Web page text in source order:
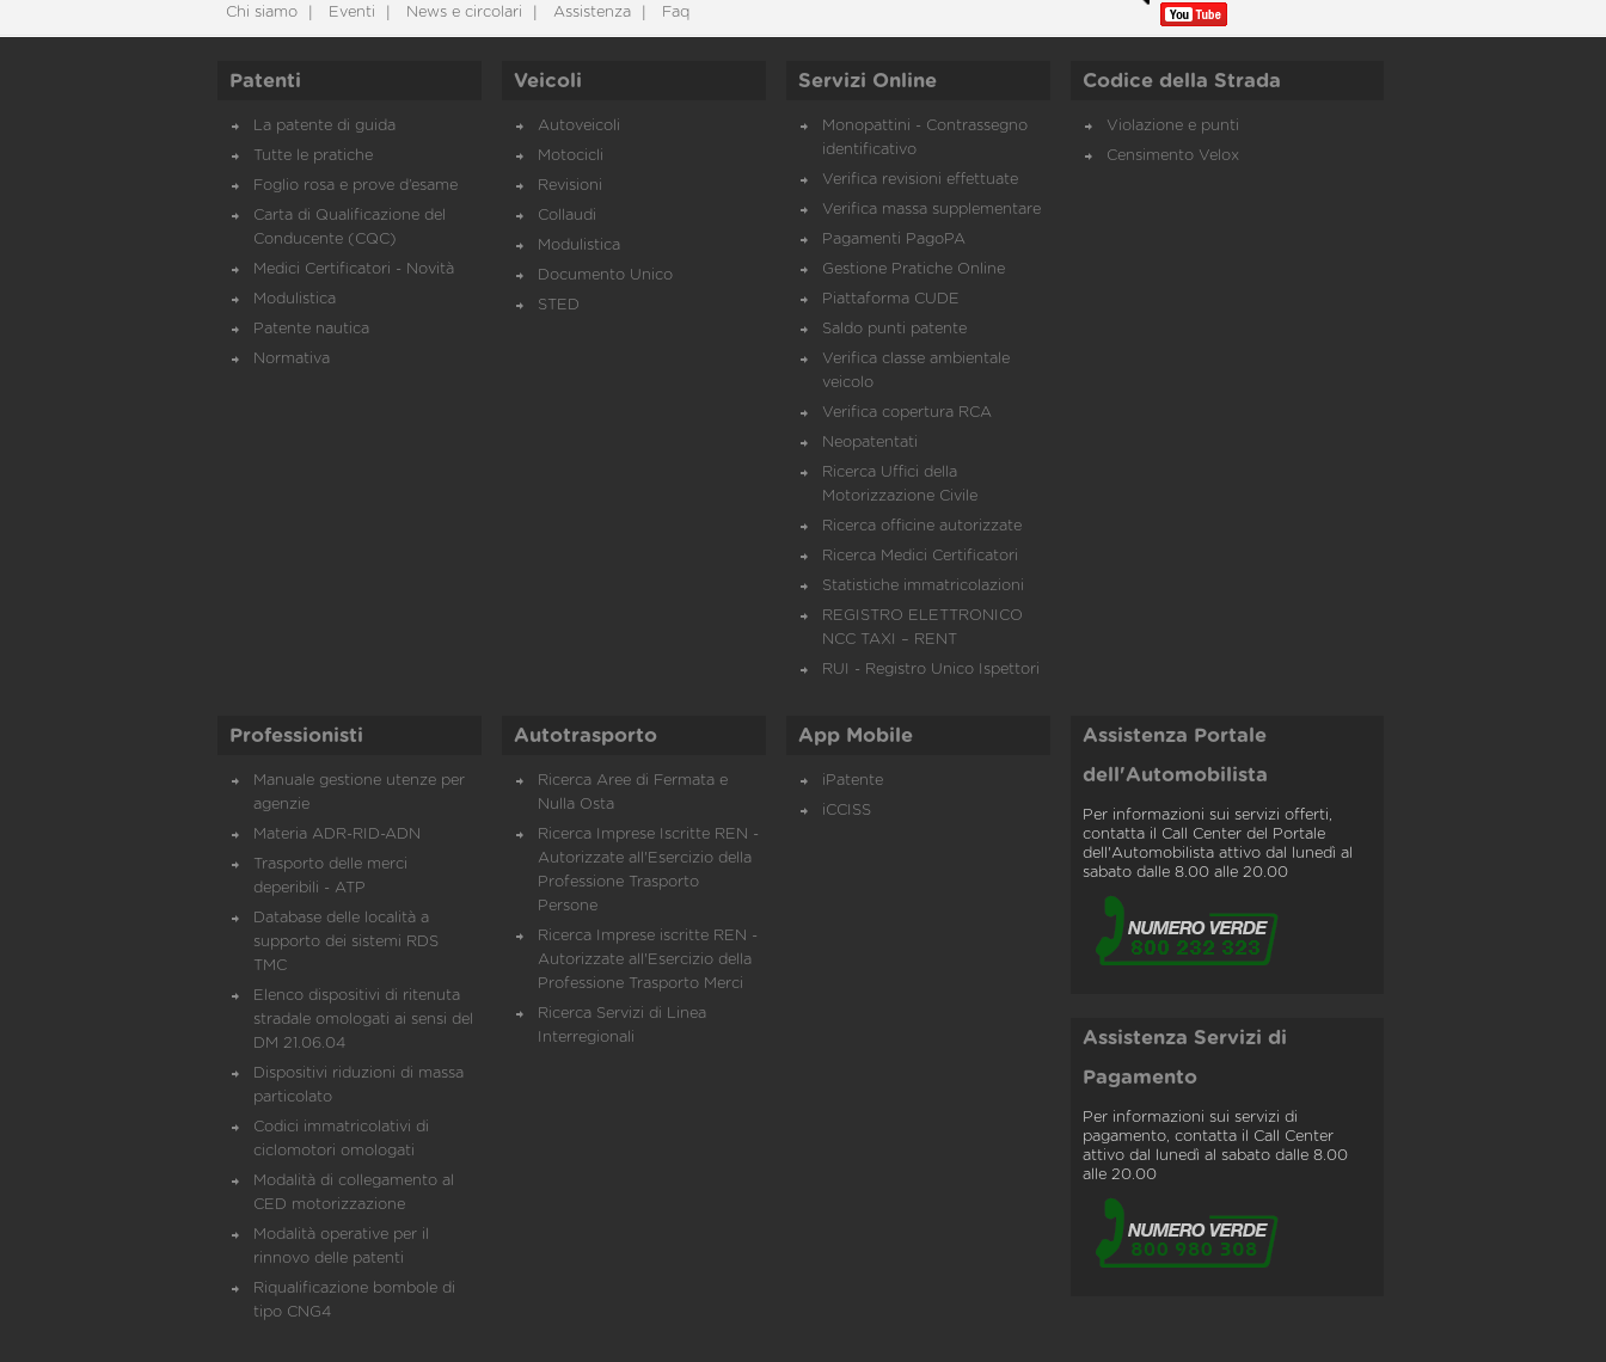
Chi siamo Eventi News e circolari Assistenza Faq
Patenti
La patente di guida
Tutte le pratiche
Foglio rosa e prove d’esame
Carta di Qualificazione del
Conducente (CQC)
Medici Certificatori - Novità
Modulistica
Patente nautica
Normativa
Veicoli
Autoveicoli
Motocicli
Revisioni
Collaudi
Modulistica
Documento Unico
STED
Servizi Online
Monopattini - Contrassegno
identificativo
Verifica revisioni effettuate
Verifica massa supplementare
Pagamenti PagoPA
Gestione Pratiche Online
Piattaforma CUDE
Saldo punti patente
Verifica classe ambientale
veicolo
Verifica copertura RCA
Neopatentati
Ricerca Uffici della
Motorizzazione Civile
Ricerca officine autorizzate
Ricerca Medici Certificatori
Statistiche immatricolazioni
REGISTRO ELETTRONICO
NCC TAXI – RENT
RUI - Registro Unico Ispettori
Codice della Strada
Violazione e punti
Censimento Velox
Professionisti
Manuale gestione utenze per
agenzie
Materia ADR-RID-ADN
Trasporto delle merci
deperibili - ATP
Database delle località a
supporto dei sistemi RDS
TMC
Elenco dispositivi di ritenuta
stradale omologati ai sensi del
DM 21.06.04
Dispositivi riduzioni di massa
particolato
Codici immatricolativi di
ciclomotori omologati
Modalità di collegamento al
CED motorizzazione
Modalità operative per il
rinnovo delle patenti
Riqualificazione bombole di
tipo CNG4
Autotrasporto
Ricerca Aree di Fermata e
Nulla Osta
Ricerca Imprese Iscritte REN -
Autorizzate all'Esercizio della
Professione Trasporto
Persone
Ricerca Imprese iscritte REN -
Autorizzate all'Esercizio della
Professione Trasporto Merci
Ricerca Servizi di Linea
Interregionali
App Mobile
iPatente
iCCISS
Assistenza Portale
dell'Automobilista
Per informazioni sui servizi offerti,
contatta il Call Center del Portale
dell'Automobilista attivo dal lunedì al
sabato dalle 8.00 alle 20.00
Assistenza Servizi di
Pagamento
Per informazioni sui servizi di
pagamento, contatta il Call Center
attivo dal lunedì al sabato dalle 8.00
alle 20.00